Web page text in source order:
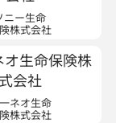
ニー生命
株式会社
ネオ生命
株式会社